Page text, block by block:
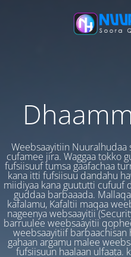
Weebsaayitiin
cufamee jira. Waggaa tokko
fufsiisuuf tumsa gaafachaa
kana itti fufsiisuu dandahu
miidiyaa kana guututti cufuuf
guddaa barbaaada.
kafalamu, Kafaltii maqaa
nageenya websaayitii
barruulee weebsaayitii
weebsaayitiif barbaachisan
gahaan argamu malee
fufsiisuun haalaan ulfaata.